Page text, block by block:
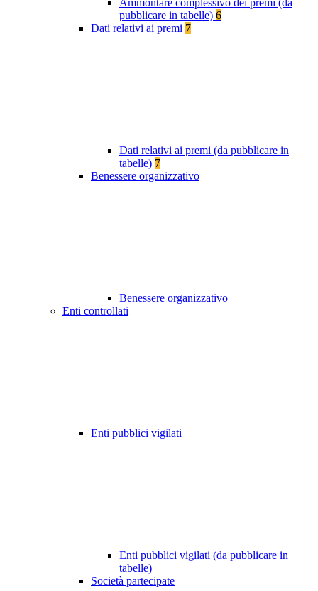
Ammontare complessivo dei premi (da
pubblicare in tabelle) 6
Dati relativi ai premi 7
Dati relativi ai premi (da pubblicare in
tabelle) 7
Benessere organizzativo
Benessere organizzativo
Enti controllati
Enti pubblici vigilati
Enti pubblici vigilati (da pubblicare in
tabelle)
Società partecipate